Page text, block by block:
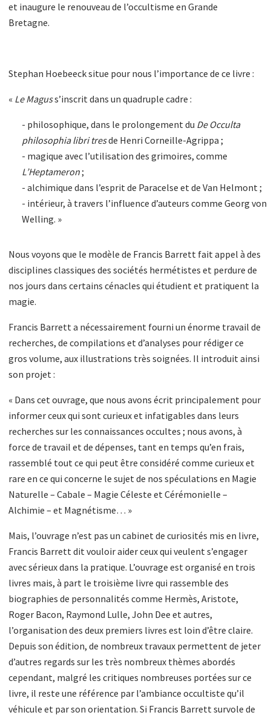
et inaugure le renouveau de l’occultisme en Grande
Bretagne.
Stephan Hoebeeck situe pour nous l’importance de ce livre :
« Le Maguss’inscrit dans un quadruple cadre :
- philosophique, dans le prolongement du De Occulta
philosophia libri tresde Henri Corneille-Agrippa ;
- magique avec l’utilisation des grimoires, comme
L’Heptameron;
- alchimique dans l’esprit de Paracelse et de Van Helmont ;
- intérieur, à travers l’influence d’auteurs comme Georg von
Welling. »
Nous voyons que le modèle de Francis Barrett fait appel à des
disciplines classiques des sociétés hermétistes et perdure de
nos jours dans certains cénacles qui étudient et pratiquent la
magie.
Francis Barrett a nécessairement fourni un énorme travail de
recherches, de compilations et d’analyses pour rédiger ce
gros volume, aux illustrations très soignées. Il introduit ainsi
son projet :
« Dans cet ouvrage, que nous avons écrit principalement pour
informer ceux qui sont curieux et infatigables dans leurs
recherches sur les connaissances occultes ; nous avons, à
force de travail et de dépenses, tant en temps qu’en frais,
rassemblé tout ce qui peut être considéré comme curieux et
rare en ce qui concerne le sujet de nos spéculations en Magie
Naturelle – Cabale – Magie Céleste et Cérémonielle –
Alchimie – et Magnétisme… »
Mais, l’ouvrage n’est pas un cabinet de curiosités mis en livre,
Francis Barrett dit vouloir aider ceux qui veulent s’engager
avec sérieux dans la pratique. L’ouvrage est organisé en trois
livres mais, à part le troisième livre qui rassemble des
biographies de personnalités comme Hermès, Aristote,
Roger Bacon, Raymond Lulle, John Dee et autres,
l’organisation des deux premiers livres est loin d’être claire.
Depuis son édition, de nombreux travaux permettent de jeter
d’autres regards sur les très nombreux thèmes abordés
cependant, malgré les critiques nombreuses portées sur ce
livre, il reste une référence par l’ambiance occultiste qu’il
véhicule et par son orientation. Si Francis Barrett survole de